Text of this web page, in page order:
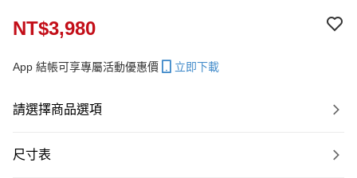
NT$3,980
App 結帳可享專屬活動優惠價 立即下載
請選擇商品選項
尺寸表